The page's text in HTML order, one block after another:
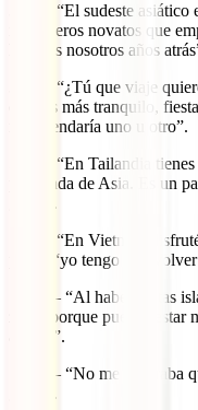
3:05 – “El sudeste
mochileros novatos que
hicimos nosotros años
3:45 – “¿Tú que viaje
quieres más tranquilo,
recomendaría uno u otro”.
5:15 – “En Tailandia
pincelada de Asia. Es un
gente”.
7:20 – “En Vietnam
pensé “yo tengo que volver
10:15 – “Al haber tantas
zona, porque puedes estar
acabar”.
12:00 – “No me esperaba
gustó”.